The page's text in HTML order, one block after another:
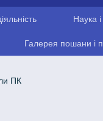
Наука
Галерея пошани і
ПК